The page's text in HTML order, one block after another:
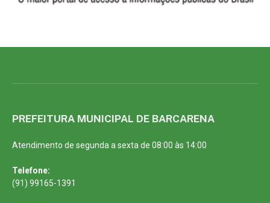
PREFEITURA MUNICIPAL DE BARCARENA
Atendimento de segunda a sexta de 08:00 às 14:00
Telefone:
(91) 99165-1391